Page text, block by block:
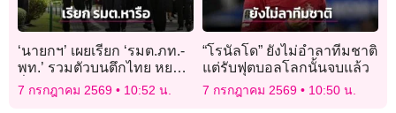
‘นายกฯ’ เผยเรียก ‘รมต.ภท.-
พท.’ รวมตัวบนตึกไทย หยอก
สื่อแค่ ‘กินโจ๊ก’ หลังโดนถาม
แจ้ง ‘ปรับ ครม.’ หรือไม่
7 กรกฎาคม 2569 10:52 น.
“โรนัลโด” ยังไม่อำลาทีมชาติ
แต่รับฟุตบอลโลกนั้นจบแล้ว
7 กรกฎาคม 2569 10:50 น.